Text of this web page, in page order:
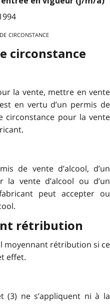
circonstance
circonstance
la vente, mettre en vente
en vertu d’un permis de
circonstance pour la vente
de vente d’alcool, d’un
la vente d’alcool ou d’un
peut accepter ou
rétribution
moyennant rétribution si ce
effet.
(3) ne s’appliquent ni à la